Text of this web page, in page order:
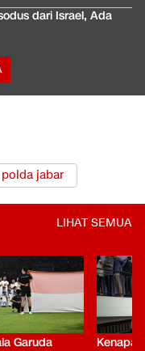
dari Israel, Ada
polda jabar
LIHAT SEMUA
Garuda
Kenapa